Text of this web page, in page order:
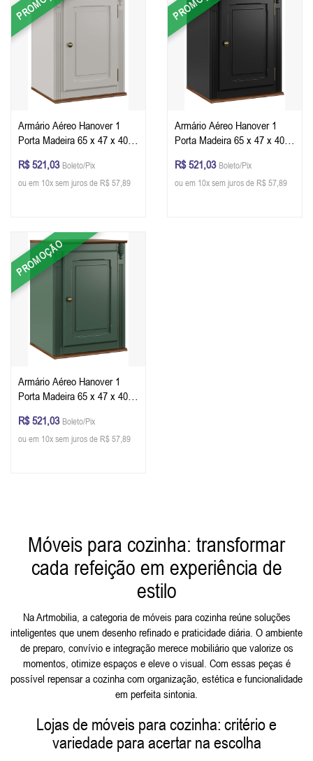
Armário Aéreo Hanover 1
Porta Madeira 65 x 47 x 40
- Imbuia Glazer
R$ 521,03 Boleto/Pix
ou em 10x sem juros de R$ 57,89
Armário Aéreo Hanover 1
Porta Madeira 65 x 47 x 40
Imbuia Glazer
R$ 521,03 Boleto/Pix
ou em 10x sem juros de R$ 57,89
PROMOÇÃO
Armário Aéreo Hanover 1
Porta Madeira 65 x 47 x 40
Musgo - Imbuia Glazer
R$ 521,03 Boleto/Pix
ou em 10x sem juros de R$ 57,89
Móveis para cozinha: transformar
cada refeição em experiência de
estilo
Na Artmobilia, a categoria de móveis para cozinha reúne soluções
inteligentes que unem desenho refinado e praticidade diária. O ambiente
de preparo, convívio e integração merece mobiliário que valorize os
momentos, otimize espaços e eleve o visual. Com essas peças é
possível repensar a cozinha com organização, estética e funcionalidade
em perfeita sintonia.
Lojas de móveis para cozinha: critério e
variedade para acertar na escolha